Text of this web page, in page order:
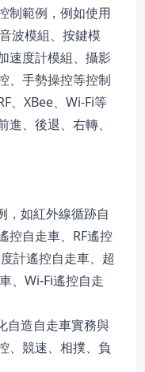
制範例，例如使用
波模組、按鍵模
速度計模組、攝影
、手勢操控等控制
、XBee、Wi-Fi等
、後退、右轉、
，如紅外線循跡自
控自走車、RF遙控
計遙控自走車、超
、Wi-Fi遙控自走
自造自走車實務與
、競速、相撲、負